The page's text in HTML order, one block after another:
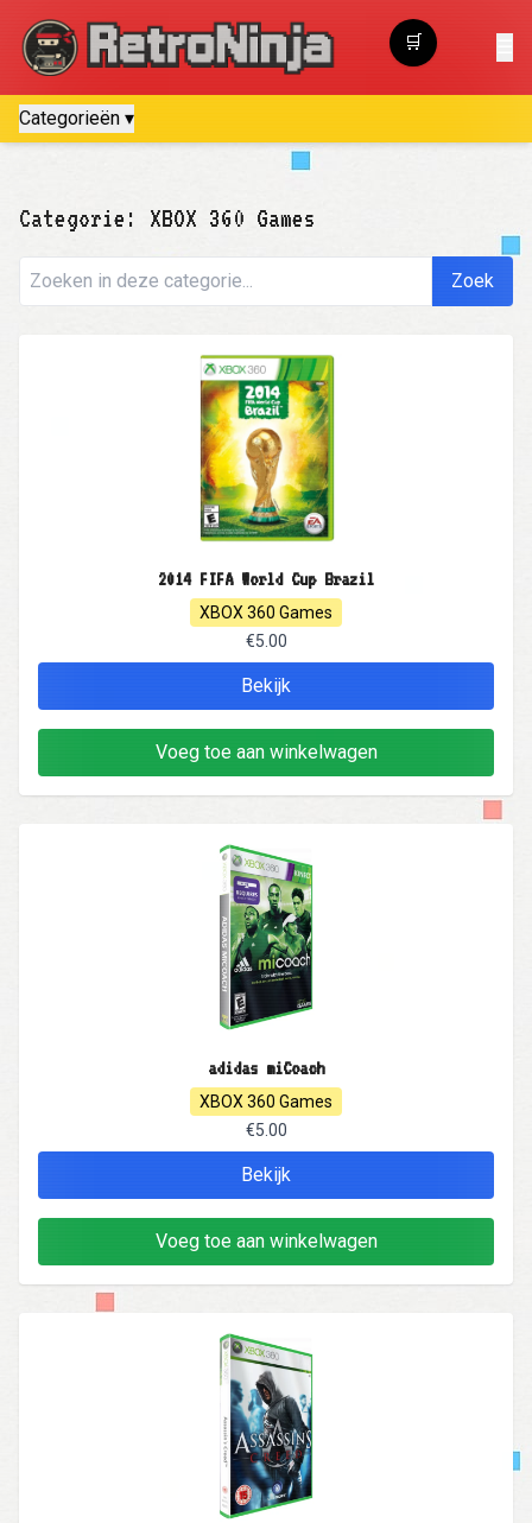
Categorieën ▾
🛒
Winkelwagen
Categorie: XBOX 360 Games
Zoek
2014 FIFA World Cup Brazil
XBOX 360 Games
€5.00
Bekijk
Voeg toe aan winkelwagen
adidas miCoach
XBOX 360 Games
€5.00
Bekijk
Voeg toe aan winkelwagen